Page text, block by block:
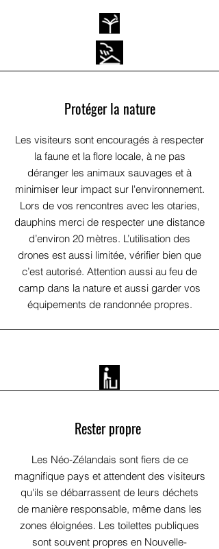
Protéger la nature
Les visiteurs sont encouragés à respecter
la faune et la flore locale, à ne pas
déranger les animaux sauvages et à
minimiser leur impact sur l'environnement.
Lors de vos rencontres avec les otaries,
dauphins merci de respecter une distance
d’environ 20 mètres. L’utilisation des
drones est aussi limitée, vérifier bien que
c’est autorisé. Attention aussi au feu de
camp dans la nature et aussi garder vos
équipements de randonnée propres.
Rester propre
Les Néo-Zélandais sont fiers de ce
magnifique pays et attendent des visiteurs
qu'ils se débarrassent de leurs déchets
de manière responsable, même dans les
zones éloignées. Les toilettes publiques
sont souvent propres en Nouvelle-